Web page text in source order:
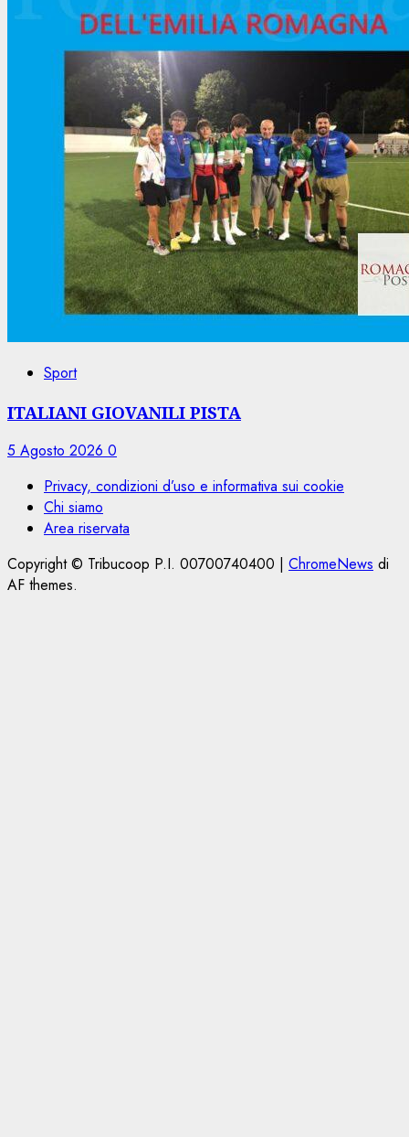
Sport
ITALIANI GIOVANILI PISTA
5 Agosto 2026 0
Privacy, condizioni d’uso e informativa sui cookie
Chi siamo
Area riservata
Copyright © Tribucoop P.I. 00700740400 | ChromeNews di
AF themes.